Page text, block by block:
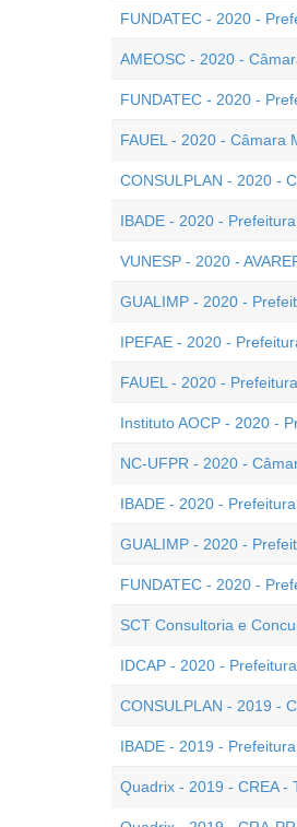
FUNDATEC - 2020 -
AMEOSC - 2020 -
FUNDATEC - 2020 -
FAUEL - 2020 - Câmara
CONSULPLAN - 2020 -
IBADE - 2020 -
VUNESP - 2020 -
GUALIMP - 2020 -
IPEFAE - 2020 -
FAUEL - 2020 -
Instituto AOCP - 2020 -
NC-UFPR - 2020 -
IBADE - 2020 -
GUALIMP - 2020 -
FUNDATEC - 2020 -
SCT Consultoria e
IDCAP - 2020 -
CONSULPLAN - 2019 -
IBADE - 2019 -
Quadrix - 2019 - CREA -